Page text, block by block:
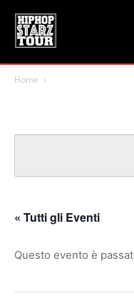
Home
« Tutti gli Eventi
Questo evento è